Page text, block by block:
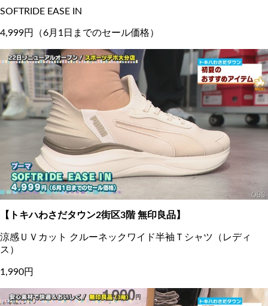
SOFTRIDE EASE IN
4,999円（6月1日までのセール価格）
【トキハわさだタウン2街区3階 無印良品】
涼感ＵＶカット クルーネックワイド半袖Ｔシャツ（レディ
ス）
1,990円